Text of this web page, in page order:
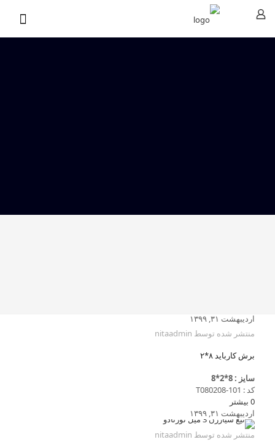
اردیبهشت ۳۱, ۱۳۹۹
منتشر شده توسط nitaadmin
برش کارباید ۸*۲
سایز : 8*2*8
کد : T080208-101
0 بیشتر
اردیبهشت ۳۱, ۱۳۹۹
منتشر شده توسط nitaadmin